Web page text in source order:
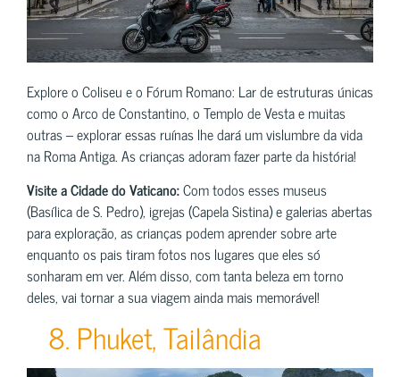
Explore o Coliseu e o Fórum Romano: Lar de estruturas únicas
como o Arco de Constantino, o Templo de Vesta e muitas
outras – explorar essas ruínas lhe dará um vislumbre da vida
na Roma Antiga. As crianças adoram fazer parte da história!
Visite a Cidade do Vaticano:Com todos esses museus
(Basílica de S. Pedro), igrejas (Capela Sistina) e galerias abertas
para exploração, as crianças podem aprender sobre arte
enquanto os pais tiram fotos nos lugares que eles só
sonharam em ver. Além disso, com tanta beleza em torno
deles, vai tornar a sua viagem ainda mais memorável!
8. Phuket, Tailândia